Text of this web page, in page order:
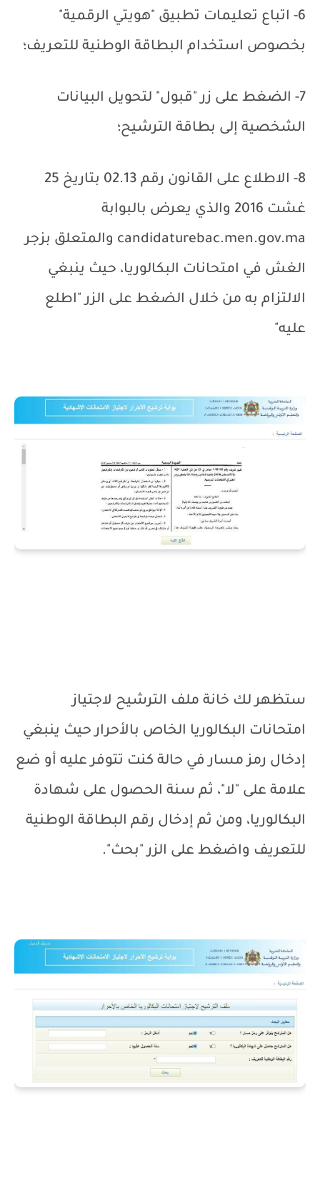
6- اتباع تعليمات تطبيق "هويتي الرقمية"
بخصوص استخدام البطاقة الوطنية للتعريف؛
7- الضغط على زر "قبول" لتحويل البيانات
الشخصية إلى بطاقة الترشيح؛
8-
الاطلاع على القانون رقم 02.13 بتاريخ 25
غشت 2016 والذي يعرض بالبوابة
candidaturebac.men.gov.ma والمتعلق بزجر
الغش في امتحانات البكالوريا، حيث ينبغي
الالتزام به من خلال الضغط على الزر "اطلع
عليه"
ستظهر لك خانة ملف الترشيح لاجتياز
امتحانات البكالوريا الخاص بالأحرار حيث ينبغي
إدخال رمز مسار في حالة كنت تتوفر عليه أو ضع
علامة على "لا"، ثم سنة الحصول على شهادة
البكالوريا، ومن ثم إدخال رقم البطاقة الوطنية
للتعريف واضغط على الزر "بحث".